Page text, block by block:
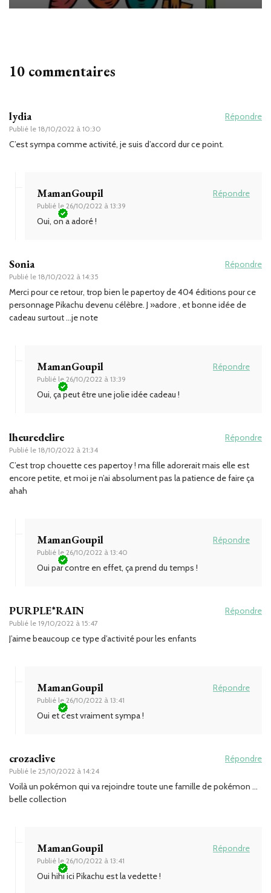
10 commentaires
lydia
Publié le 18/10/2022 à 10:30
Répondre
C’est sympa comme activité, je suis d’accord dur ce point.
MamanGoupil
Publié le 26/10/2022 à 13:39
Répondre
Oui, on a adoré !
Sonia
Publié le 18/10/2022 à 14:35
Répondre
Merci pour ce retour, trop bien le papertoy de 404 éditions pour ce
personnage Pikachu devenu célèbre. J »adore , et bonne idée de
cadeau surtout …je note
MamanGoupil
Publié le 26/10/2022 à 13:39
Répondre
Oui, ça peut être une jolie idée cadeau !
lheuredelire
Publié le 18/10/2022 à 21:34
Répondre
C’est trop chouette ces papertoy ! ma fille adorerait mais elle est
encore petite, et moi je n’ai absolument pas la patience de faire ça
ahah
MamanGoupil
Publié le 26/10/2022 à 13:40
Répondre
Oui par contre en effet, ça prend du temps !
PURPLE*RAIN
Publié le 19/10/2022 à 15:47
Répondre
J’aime beaucoup ce type d’activité pour les enfants
MamanGoupil
Publié le 26/10/2022 à 13:41
Répondre
Oui et c’est vraiment sympa !
crozaclive
Publié le 25/10/2022 à 14:24
Répondre
Voilà un pokémon qui va rejoindre toute une famille de pokémon …
belle collection
MamanGoupil
Publié le 26/10/2022 à 13:41
Répondre
Oui hihi ici Pikachu est la vedette !